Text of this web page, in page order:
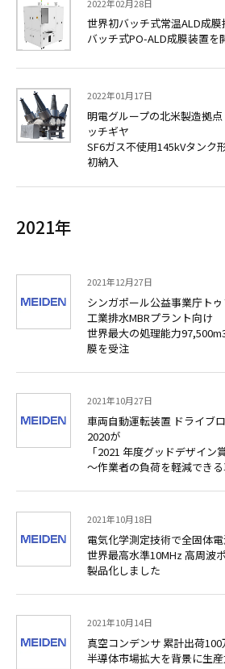
2022年02月28日
世界初バッチ式常温ALD成
バッチ式PO-ALD成膜装置を
2022年01月17日
明電グループの北米製造拠
ッチギヤ
SF6ガス不使用145kVタンク
初納入
2021年
2021年12月27日
シンガポール公益事業庁ト
工業排水MBRプラント向け
世界最大の処理能力
膜を受注
2021年10月27日
車両自動運転装置 ドライブ
2020が
「2021 年度グッドデザイン
～作業者の負荷を軽減でき
2021年10月18日
電気化学測定技術で全固体
世界最高水準10MHz 高周波
製品化しました
2021年10月14日
真空コンデンサ 累計出荷
半導体市場拡大を背景に生